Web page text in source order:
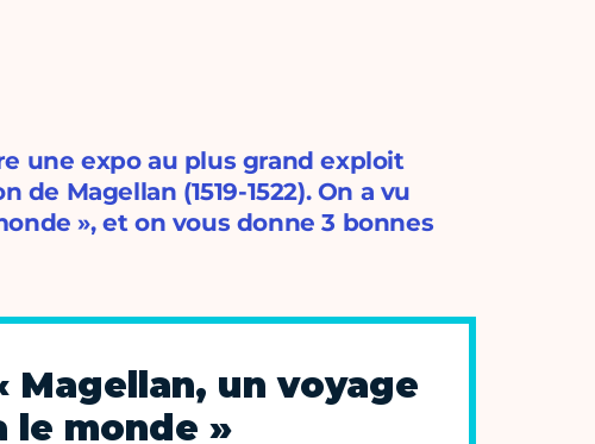
une expo au plus grand exploit
Magellan (1519-1522). On a vu
», et on vous donne 3 bonnes